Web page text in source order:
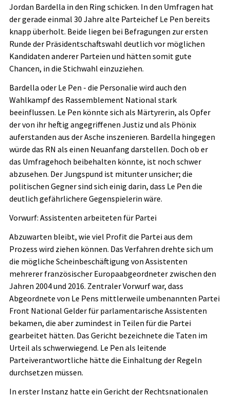
Jordan Bardella in den Ring schicken. In den Umfragen hat
der gerade einmal 30 Jahre alte Parteichef Le Pen bereits
knapp überholt. Beide liegen bei Befragungen zur ersten
Runde der Präsidentschaftswahl deutlich vor möglichen
Kandidaten anderer Parteien und hätten somit gute
Chancen, in die Stichwahl einzuziehen.
Bardella oder Le Pen - die Personalie wird auch den
Wahlkampf des Rassemblement National stark
beeinflussen. Le Pen könnte sich als Märtyrerin, als Opfer
der von ihr heftig angegriffenen Justiz und als Phönix
auferstanden aus der Asche inszenieren. Bardella hingegen
würde das RN als einen Neuanfang darstellen. Doch ob er
das Umfragehoch beibehalten könnte, ist noch schwer
abzusehen. Der Jungspund ist mitunter unsicher; die
politischen Gegner sind sich einig darin, dass Le Pen die
deutlich gefährlichere Gegenspielerin wäre.
Vorwurf: Assistenten arbeiteten für Partei
Abzuwarten bleibt, wie viel Profit die Partei aus dem
Prozess wird ziehen können. Das Verfahren drehte sich um
die mögliche Scheinbeschäftigung von Assistenten
mehrerer französischer Europaabgeordneter zwischen den
Jahren 2004 und 2016. Zentraler Vorwurf war, dass
Abgeordnete von Le Pens mittlerweile umbenannten Partei
Front National Gelder für parlamentarische Assistenten
bekamen, die aber zumindest in Teilen für die Partei
gearbeitet hätten. Das Gericht bezeichnete die Taten im
Urteil als schwerwiegend. Le Pen als leitende
Parteiverantwortliche hätte die Einhaltung der Regeln
durchsetzen müssen.
In erster Instanz hatte ein Gericht der Rechtsnationalen